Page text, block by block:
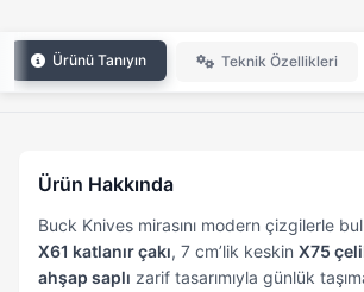
Ürünü Tanıyın Teknik Özellikleri
Ürün Hakkında
Buck Knives mirasını modern çizgilerle
X61 katlanır çakı, 7 cm’lik keskin X75
ahşap saplı zarif tasarımıyla günlük